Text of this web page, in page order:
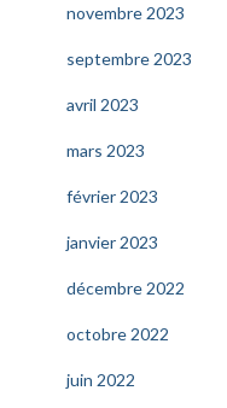
novembre 2023
septembre 2023
avril 2023
mars 2023
février 2023
janvier 2023
décembre 2022
octobre 2022
juin 2022